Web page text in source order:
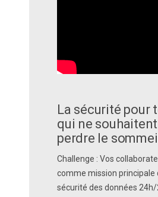
La sécurité pour
qui ne
perdre le
Challenge : Vos
comme mission principale
sécurité des données